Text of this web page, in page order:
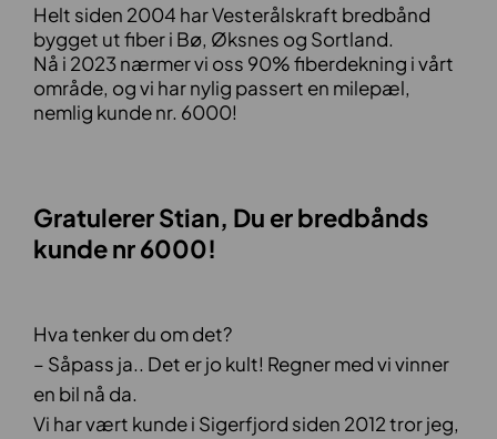
Helt siden 2004 har Vesterålskraft bredbånd
bygget ut fiber i Bø, Øksnes og Sortland.
Nå i 2023 nærmer vi oss 90% fiberdekning i vårt
område, og vi har nylig passert en milepæl,
nemlig kunde nr. 6000!
Gratulerer Stian, Du er bredbånds
kunde nr 6000!
Hva tenker du om det?
– Såpass ja.. Det er jo kult! Regner med vi vinner
en bil nå da.
Vi har vært kunde i Sigerfjord siden 2012 tror jeg,